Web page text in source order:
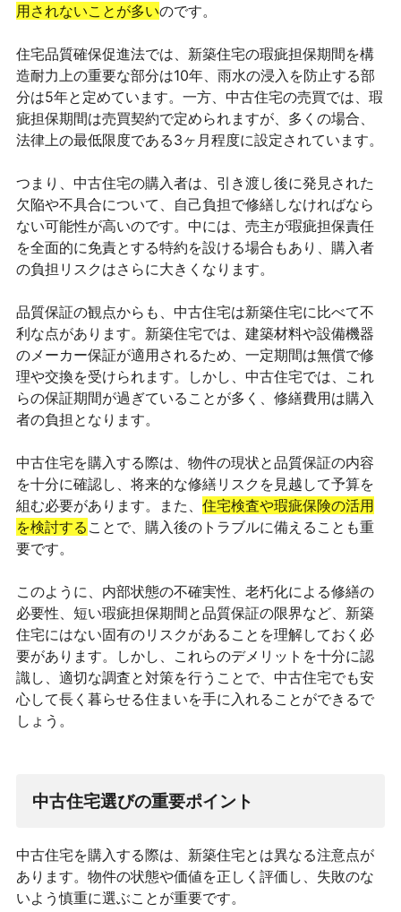
用されないことが多いのです。
住宅品質確保促進法では、新築住宅の瑕疵担保期間を構
造耐力上の重要な部分は10年、雨水の浸入を防止する部
分は5年と定めています。一方、中古住宅の売買では、瑕
疵担保期間は売買契約で定められますが、多くの場合、
法律上の最低限度である3ヶ月程度に設定されています。
つまり、中古住宅の購入者は、引き渡し後に発見された
欠陥や不具合について、自己負担で修繕しなければなら
ない可能性が高いのです。中には、売主が瑕疵担保責任
を全面的に免責とする特約を設ける場合もあり、購入者
の負担リスクはさらに大きくなります。
品質保証の観点からも、中古住宅は新築住宅に比べて不
利な点があります。新築住宅では、建築材料や設備機器
のメーカー保証が適用されるため、一定期間は無償で修
理や交換を受けられます。しかし、中古住宅では、これ
らの保証期間が過ぎていることが多く、修繕費用は購入
者の負担となります。
中古住宅を購入する際は、物件の現状と品質保証の内容
を十分に確認し、将来的な修繕リスクを見越して予算を
組む必要があります。また、 住宅検査や瑕疵保険の活用
を検討する ことで、購入後のトラブルに備えることも重
要です。
このように、内部状態の不確実性、老朽化による修繕の
必要性、短い瑕疵担保期間と品質保証の限界など、新築
住宅にはない固有のリスクがあることを理解しておく必
要があります。しかし、これらのデメリットを十分に認
識し、適切な調査と対策を行うことで、中古住宅でも安
心して長く暮らせる住まいを手に入れることができるで
しょう。
中古住宅選びの重要ポイント
中古住宅を購入する際は、新築住宅とは異なる注意点が
あります。物件の状態や価値を正しく評価し、失敗のな
いよう慎重に選ぶことが重要です。